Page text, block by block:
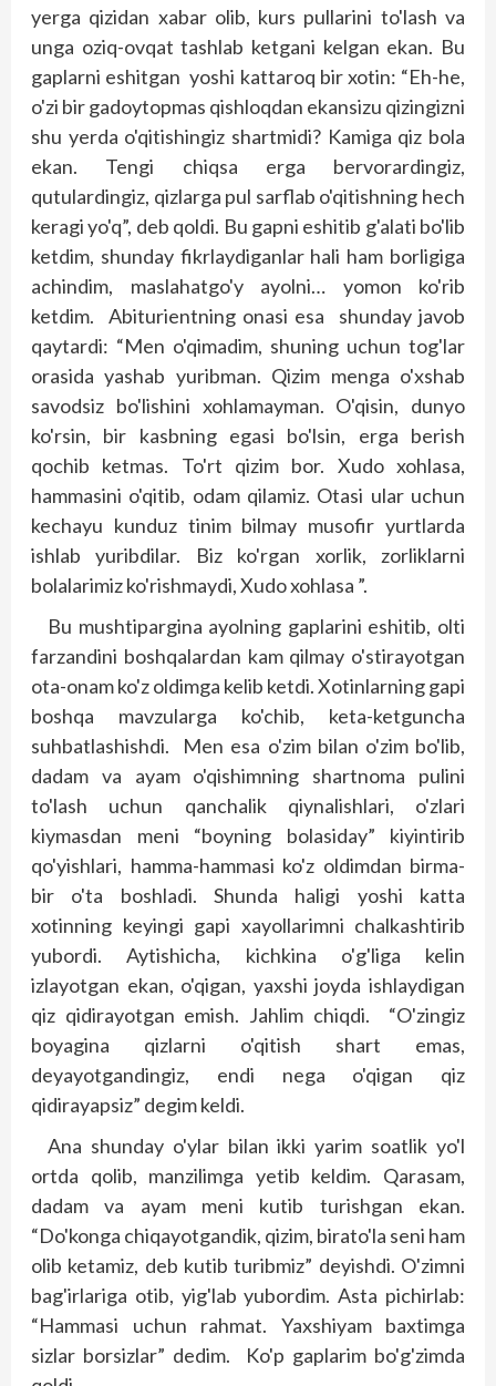
yerga qizidan xabar olib, kurs pullarini to'lash va
unga oziq-ovqat tashlab ketgani kelgan ekan. Bu
gaplarni eshitgan yoshi kattaroq bir xotin: “Eh-he,
o'zi bir gadoytopmas qishloqdan ekansizu qizingizni
shu yerda o'qitishingiz shartmidi? Kamiga qiz bola
ekan. Tengi chiqsa erga bervorardingiz,
qutulardingiz, qizlarga pul sarflab o'qitishning hech
keragi yo'q”, deb qoldi. Bu gapni eshitib g'alati bo'lib
ketdim, shunday fikrlaydiganlar hali ham borligiga
achindim, maslahatgo'y ayolni… yomon ko'rib
ketdim. Abiturientning onasi esa shunday javob
qaytardi: “Men o'qimadim, shuning uchun tog'lar
orasida yashab yuribman. Qizim menga o'xshab
savodsiz bo'lishini xohlamayman. O'qisin, dunyo
ko'rsin, bir kasbning egasi bo'lsin, erga berish
qochib ketmas. To'rt qizim bor. Xudo xohlasa,
hammasini o'qitib, odam qilamiz. Otasi ular uchun
kechayu kunduz tinim bilmay musofir yurtlarda
ishlab yuribdilar. Biz ko'rgan xorlik, zorliklarni
bolalarimiz ko'rishmaydi, Xudo xohlasa ”.
Bu mushtipargina ayolning gaplarini eshitib, olti
farzandini boshqalardan kam qilmay o'stirayotgan
ota-onam ko'z oldimga kelib ketdi. Xotinlarning gapi
boshqa mavzularga ko'chib, keta-ketguncha
suhbatlashishdi. Men esa o'zim bilan o'zim bo'lib,
dadam va ayam o'qishimning shartnoma pulini
to'lash uchun qanchalik qiynalishlari, o'zlari
kiymasdan meni “boyning bolasiday” kiyintirib
qo'yishlari, hamma-hammasi ko'z oldimdan birma-
bir o'ta boshladi. Shunda haligi yoshi katta
xotinning keyingi gapi xayollarimni chalkashtirib
yubordi. Aytishicha, kichkina o'g'liga kelin
izlayotgan ekan, o'qigan, yaxshi joyda ishlaydigan
qiz qidirayotgan emish. Jahlim chiqdi. “O'zingiz
boyagina qizlarni o'qitish shart emas,
deyayotgandingiz, endi nega o'qigan qiz
qidirayapsiz” degim keldi.
Ana shunday o'ylar bilan ikki yarim soatlik yo'l
ortda qolib, manzilimga yetib keldim. Qarasam,
dadam va ayam meni kutib turishgan ekan.
“Do'konga chiqayotgandik, qizim, birato'la seni ham
olib ketamiz, deb kutib turibmiz” deyishdi. O'zimni
bag'irlariga otib, yig'lab yubordim. Asta pichirlab:
“Hammasi uchun rahmat. Yaxshiyam baxtimga
sizlar borsizlar” dedim. Ko'p gaplarim bo'g'zimda